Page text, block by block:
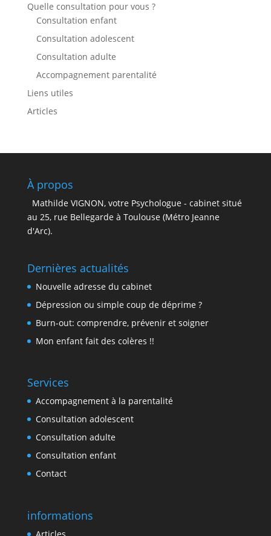
Quelle consultation pour vous ?
Consultation enfant
Consultation adolescent
Consultation adulte
Accompagnement parentalité
Liens utiles
Articles
À propos
Mathilde VIGNON, votre Psychologue - cabinet situé
au 25, rue Bellegarde à Toulouse (Métro Jeanne
d'Arc).
Dernières actualités
Nouvelle adresse du cabinet
Dépression ou simple coup de déprime ?
Burn-out: comprendre, prévenir et soigner
Mon enfant fait des colères !!
Services
Accompagnement à la parentalité
Consultation adolescent
Consultation adulte
Consultation enfant
Contact
informations
Articles